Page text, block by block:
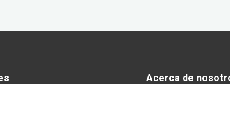
Acerca de